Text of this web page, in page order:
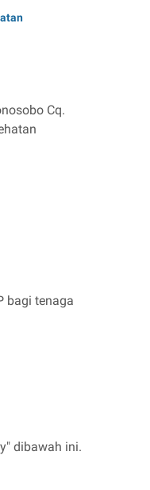
Cq.
bagi tenaga
dibawah ini.